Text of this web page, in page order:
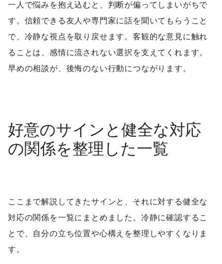
一人で悩みを抱え込むと、判断が偏ってしまいがちで
す。信頼できる友人や専門家に話を聞いてもらうこと
で、冷静な視点を取り戻せます。客観的な意見に触れ
ることは、感情に流されない選択を支えてくれます。
早めの相談が、後悔のない行動につながります。
好意のサインと健全な対応
の関係を整理した一覧
ここまで解説してきたサインと、それに対する健全な
対応の関係を一覧にまとめました。冷静に確認するこ
とで、自分の立ち位置や心構えを整理しやすくなりま
す。